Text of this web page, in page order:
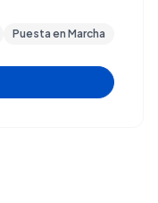
Puesta en Marcha